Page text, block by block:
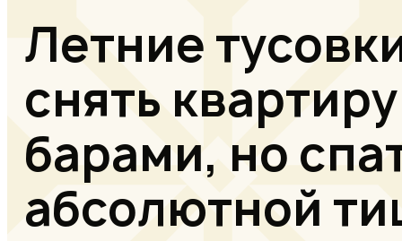
Летние
снять
барами, но
абсолютной